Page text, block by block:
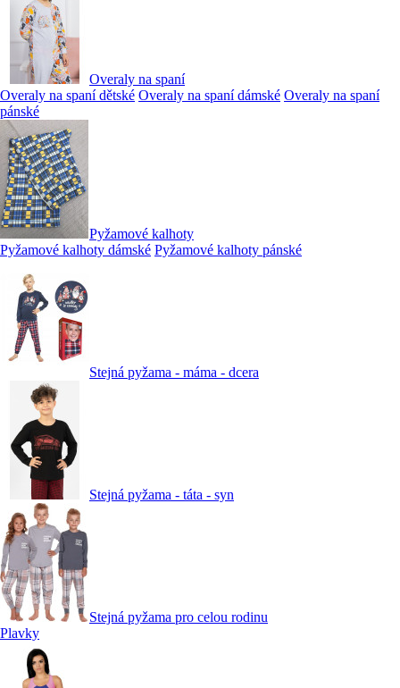
Overaly na spaní
Overaly na spaní dětské Overaly na spaní dámské Overaly na spaní
pánské
Pyžamové kalhoty
Pyžamové kalhoty dámské Pyžamové kalhoty pánské
Stejná pyžama - máma - dcera
Stejná pyžama - táta - syn
Stejná pyžama pro celou rodinu
Plavky